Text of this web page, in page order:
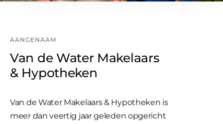
AANGENAAM
Van de Water Makelaars
& Hypotheken
Van de Water Makelaars & Hypotheken is
meer dan veertig jaar geleden opgericht